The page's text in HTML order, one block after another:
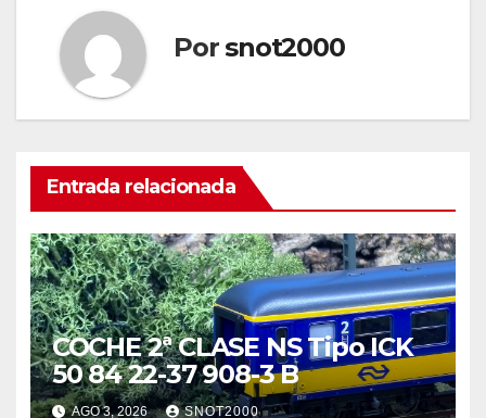
Porsnot2000
Entrada relacionada
COCHE 2ª CLASE NS Tipo ICK
50 84 22-37 908-3 B
AGO 3, 2026 SNOT2000